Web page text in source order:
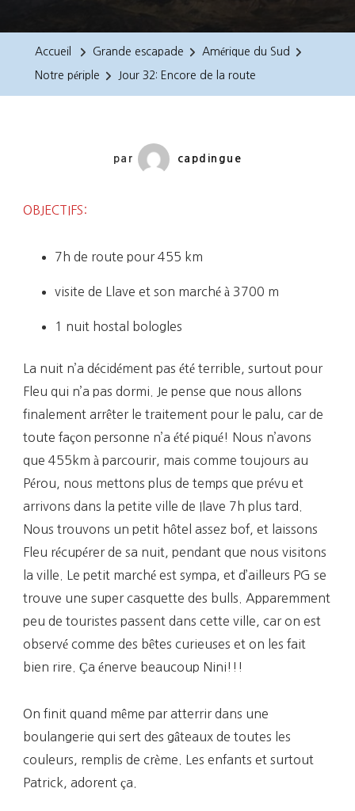
Accueil Grande escapade Amérique du Sud
Notre périple Jour 32: Encore de la route
par capdingue
OBJECTIFS:
7h de route pour 455 km
visite de Llave et son marché à 3700 m
1 nuit hostal bologles
La nuit n’a décidément pas été terrible, surtout pour
Fleu qui n’a pas dormi. Je pense que nous allons
finalement arrêter le traitement pour le palu, car de
toute façon personne n’a été piqué! Nous n’avons
que 455km à parcourir, mais comme toujours au
Pérou, nous mettons plus de temps que prévu et
arrivons dans la petite ville de Ilave 7h plus tard.
Nous trouvons un petit hôtel assez bof, et laissons
Fleu récupérer de sa nuit, pendant que nous visitons
la ville. Le petit marché est sympa, et d’ailleurs PG se
trouve une super casquette des bulls. Apparemment
peu de touristes passent dans cette ville, car on est
observé comme des bêtes curieuses et on les fait
bien rire. Ça énerve beaucoup Nini!!!
On finit quand même par atterrir dans une
boulangerie qui sert des gâteaux de toutes les
couleurs, remplis de crème. Les enfants et surtout
Patrick, adorent ça.